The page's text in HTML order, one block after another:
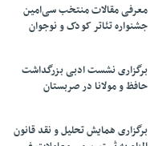
معرفی مقالات منتخب سی‌امین
جشنواره تئاتر کودک و نوجوان
برگزاری نشست ادبی بزرگداشت
حافظ و مولانا در صربستان
برگزاری همایش تحلیل و نقد قانون